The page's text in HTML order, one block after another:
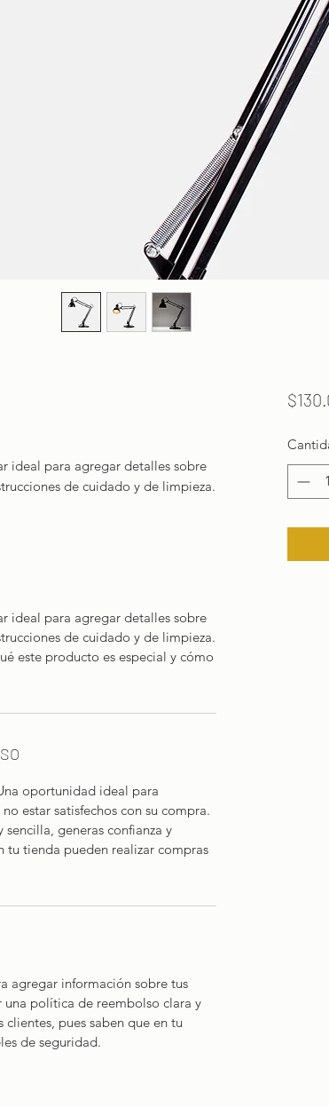
ideal para agregar detalles sobre
de cuidado y de limpieza.
ideal para agregar detalles sobre
de cuidado y de limpieza.
este producto es especial y cómo
oportunidad ideal para
estar satisfechos con su compra.
generas confianza y
tu tienda pueden realizar compras
agregar información sobre tus
política de reembolso clara y
pues saben que en tu
de seguridad.